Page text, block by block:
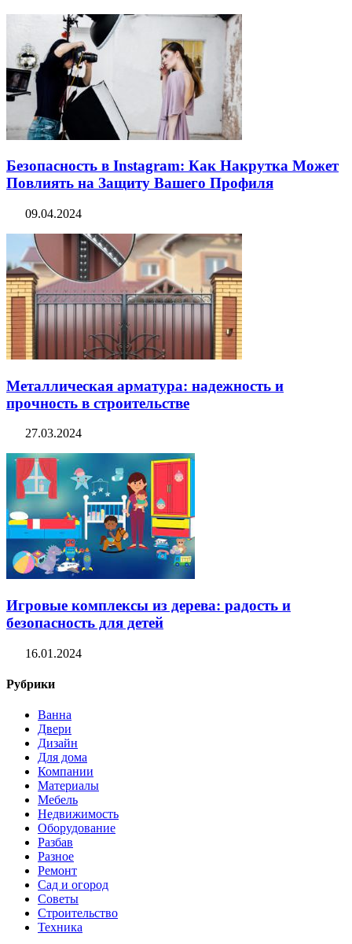
Безопасность в Instagram: Как Накрутка Может
Повлиять на Защиту Вашего Профиля
09.04.2024
Металлическая арматура: надежность и
прочность в строительстве
27.03.2024
Игровые комплексы из дерева: радость и
безопасность для детей
16.01.2024
Рубрики
Ванна
Двери
Дизайн
Для дома
Компании
Материалы
Мебель
Недвижимость
Оборудование
Разбав
Разное
Ремонт
Сад и огород
Советы
Строительство
Техника